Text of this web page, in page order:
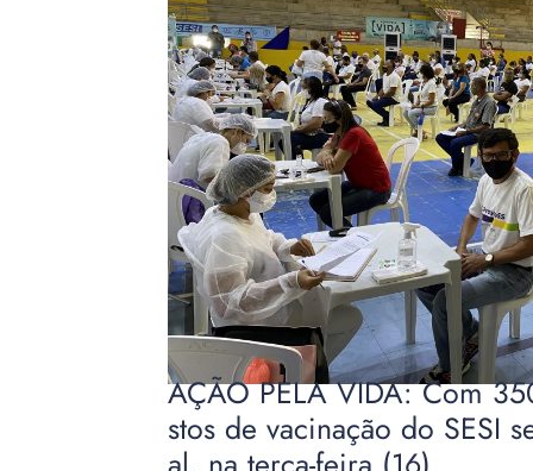
AÇÃO PELA VIDA: Com
stos de vacinação do SESI